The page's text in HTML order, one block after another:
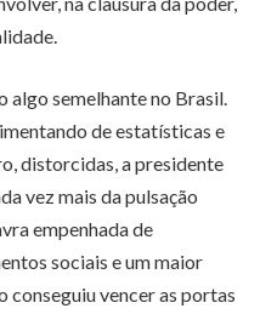
algo semelhante no Brasil.
de estatísticas e
distorcidas, a presidente
vez mais da pulsação
empenhada de
sociais e um maior
conseguiu vencer as portas